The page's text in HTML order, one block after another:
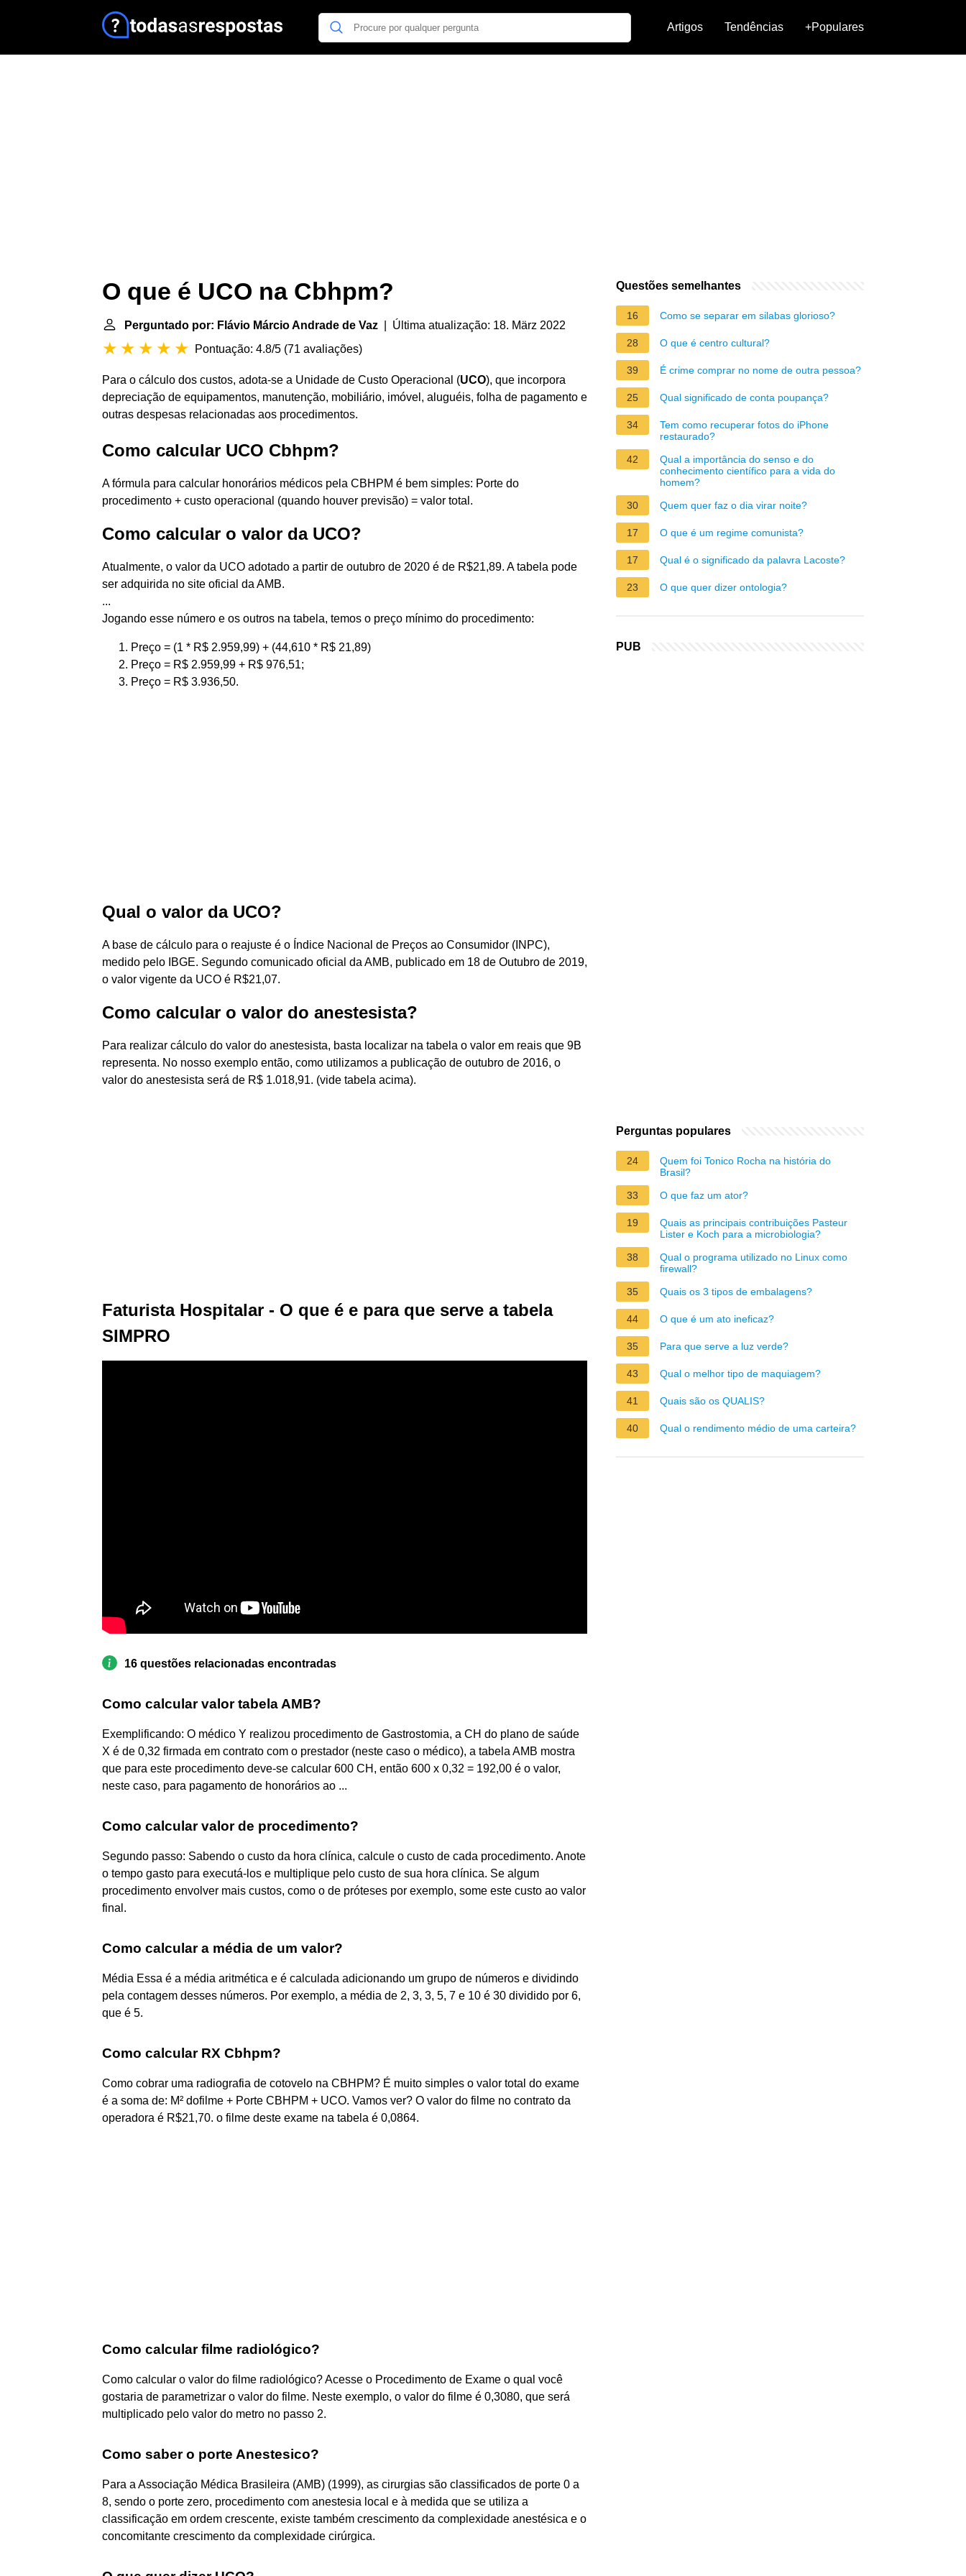
Artigos Tendências +Populares
O que é UCO na Cbhpm?
Perguntado por: Flávio Márcio Andrade de Vaz | Última atualização: 18. März 2022
Pontuação: 4.8/5 (71 avaliações)
Para o cálculo dos custos, adota-se a Unidade de Custo Operacional (UCO), que incorpora
depreciação de equipamentos, manutenção, mobiliário, imóvel, aluguéis, folha de pagamento e
outras despesas relacionadas aos procedimentos.
Como calcular UCO Cbhpm?
A fórmula para calcular honorários médicos pela CBHPM é bem simples: Porte do
procedimento + custo operacional (quando houver previsão) = valor total.
Como calcular o valor da UCO?
Atualmente, o valor da UCO adotado a partir de outubro de 2020 é de R$21,89. A tabela pode
ser adquirida no site oficial da AMB.
...
Jogando esse número e os outros na tabela, temos o preço mínimo do procedimento:
Preço = (1 * R$ 2.959,99) + (44,610 * R$ 21,89)
Preço = R$ 2.959,99 + R$ 976,51;
Preço = R$ 3.936,50.
Qual o valor da UCO?
A base de cálculo para o reajuste é o Índice Nacional de Preços ao Consumidor (INPC),
medido pelo IBGE. Segundo comunicado oficial da AMB, publicado em 18 de Outubro de 2019,
o valor vigente da UCO é R$21,07.
Como calcular o valor do anestesista?
Para realizar cálculo do valor do anestesista, basta localizar na tabela o valor em reais que 9B
representa. No nosso exemplo então, como utilizamos a publicação de outubro de 2016, o
valor do anestesista será de R$ 1.018,91. (vide tabela acima).
Faturista Hospitalar - O que é e para que serve a tabela
SIMPRO
16 questões relacionadas encontradas
Como calcular valor tabela AMB?
Exemplificando: O médico Y realizou procedimento de Gastrostomia, a CH do plano de saúde
X é de 0,32 firmada em contrato com o prestador (neste caso o médico), a tabela AMB mostra
que para este procedimento deve-se calcular 600 CH, então 600 x 0,32 = 192,00 é o valor,
neste caso, para pagamento de honorários ao ...
Como calcular valor de procedimento?
Segundo passo: Sabendo o custo da hora clínica, calcule o custo de cada procedimento. Anote
o tempo gasto para executá-los e multiplique pelo custo de sua hora clínica. Se algum
procedimento envolver mais custos, como o de próteses por exemplo, some este custo ao valor
final.
Como calcular a média de um valor?
Média Essa é a média aritmética e é calculada adicionando um grupo de números e dividindo
pela contagem desses números. Por exemplo, a média de 2, 3, 3, 5, 7 e 10 é 30 dividido por 6,
que é 5.
Como calcular RX Cbhpm?
Como cobrar uma radiografia de cotovelo na CBHPM? É muito simples o valor total do exame
é a soma de: M² dofilme + Porte CBHPM + UCO. Vamos ver? O valor do filme no contrato da
operadora é R$21,70. o filme deste exame na tabela é 0,0864.
Como calcular filme radiológico?
Como calcular o valor do filme radiológico? Acesse o Procedimento de Exame o qual você
gostaria de parametrizar o valor do filme. Neste exemplo, o valor do filme é 0,3080, que será
multiplicado pelo valor do metro no passo 2.
Como saber o porte Anestesico?
Para a Associação Médica Brasileira (AMB) (1999), as cirurgias são classificados de porte 0 a
8, sendo o porte zero, procedimento com anestesia local e à medida que se utiliza a
classificação em ordem crescente, existe também crescimento da complexidade anestésica e o
concomitante crescimento da complexidade cirúrgica.
Questões semelhantes
16 Como se separar em silabas glorioso?
28 O que é centro cultural?
39 É crime comprar no nome de outra pessoa?
25 Qual significado de conta poupança?
34
Tem como recuperar fotos do iPhone
restaurado?
42
Qual a importância do senso e do
conhecimento científico para a vida do
homem?
30
Quem quer faz o dia virar noite?
17 O que é um regime comunista?
17 Qual é o significado da palavra Lacoste?
23 O que quer dizer ontologia?
PUB
Perguntas populares
24
Quem foi Tonico Rocha na história do
Brasil?
33
O que faz um ator?
19
Quais as principais contribuições Pasteur
Lister e Koch para a microbiologia?
38
Qual o programa utilizado no Linux como
firewall?
35
Quais os 3 tipos de embalagens?
44 O que é um ato ineficaz?
35 Para que serve a luz verde?
43 Qual o melhor tipo de maquiagem?
41 Quais são os QUALIS?
40 Qual o rendimento médio de uma carteira?